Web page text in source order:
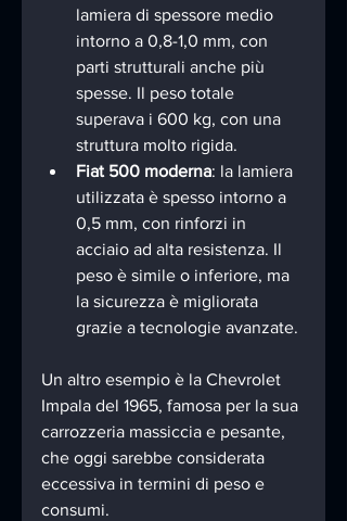
lamiera di spessore medio
intorno a 0,8-1,0 mm, con
parti strutturali anche più
spesse. Il peso totale
superava i 600 kg, con una
struttura molto rigida.
Fiat 500 moderna: la lamiera
utilizzata è spesso intorno a
0,5 mm, con rinforzi in
acciaio ad alta resistenza. Il
peso è simile o inferiore, ma
la sicurezza è migliorata
grazie a tecnologie avanzate.
Un altro esempio è la Chevrolet
Impala del 1965, famosa per la sua
carrozzeria massiccia e pesante,
che oggi sarebbe considerata
eccessiva in termini di peso e
consumi.